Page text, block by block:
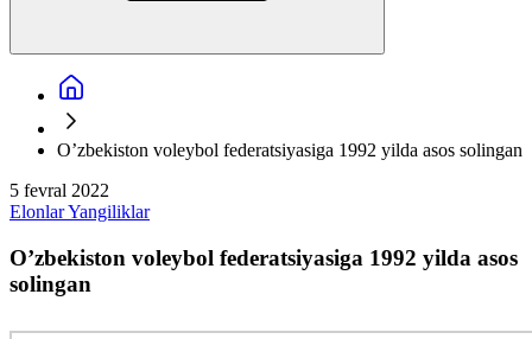
O’zbekiston voleybol federatsiyasiga 1992 yilda asos solingan
5 fevral 2022
ElonlarYangiliklar
O’zbekiston voleybol federatsiyasiga 1992 yilda asos
solingan